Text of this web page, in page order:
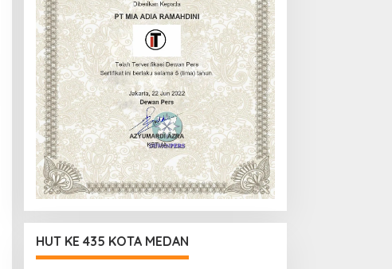
HUT KE 435 KOTA MEDAN